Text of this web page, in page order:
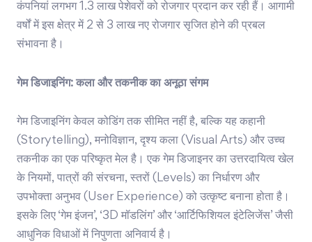
कंपनियां लगभग 1.3 लाख पेशेवरों को रोजगार प्रदान कर रही हैं। आगामी
वर्षों में इस क्षेत्र में 2 से 3 लाख नए रोजगार सृजित होने की प्रबल
संभावना है।
गेम डिजाइनिंग: कला और तकनीक का अनूठा संगम
गेम डिजाइनिंग केवल कोडिंग तक सीमित नहीं है, बल्कि यह कहानी
(Storytelling), मनोविज्ञान, दृश्य कला (Visual Arts) और उच्च
तकनीक का एक परिष्कृत मेल है। एक गेम डिजाइनर का उत्तरदायित्व खेल
के नियमों, पात्रों की संरचना, स्तरों (Levels) का निर्धारण और
उपभोक्ता अनुभव (User Experience) को उत्कृष्ट बनाना होता है।
इसके लिए ‘गेम इंजन’, ‘3D मॉडलिंग’ और ‘आर्टिफिशियल इंटेलिजेंस’ जैसी
आधुनिक विधाओं में निपुणता अनिवार्य है।